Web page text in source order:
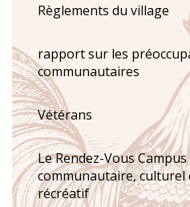
Règlements du village
rapport sur les
communautaires
Vétérans
Le Rendez-Vous Campus
communautaire, culturel
récréatif